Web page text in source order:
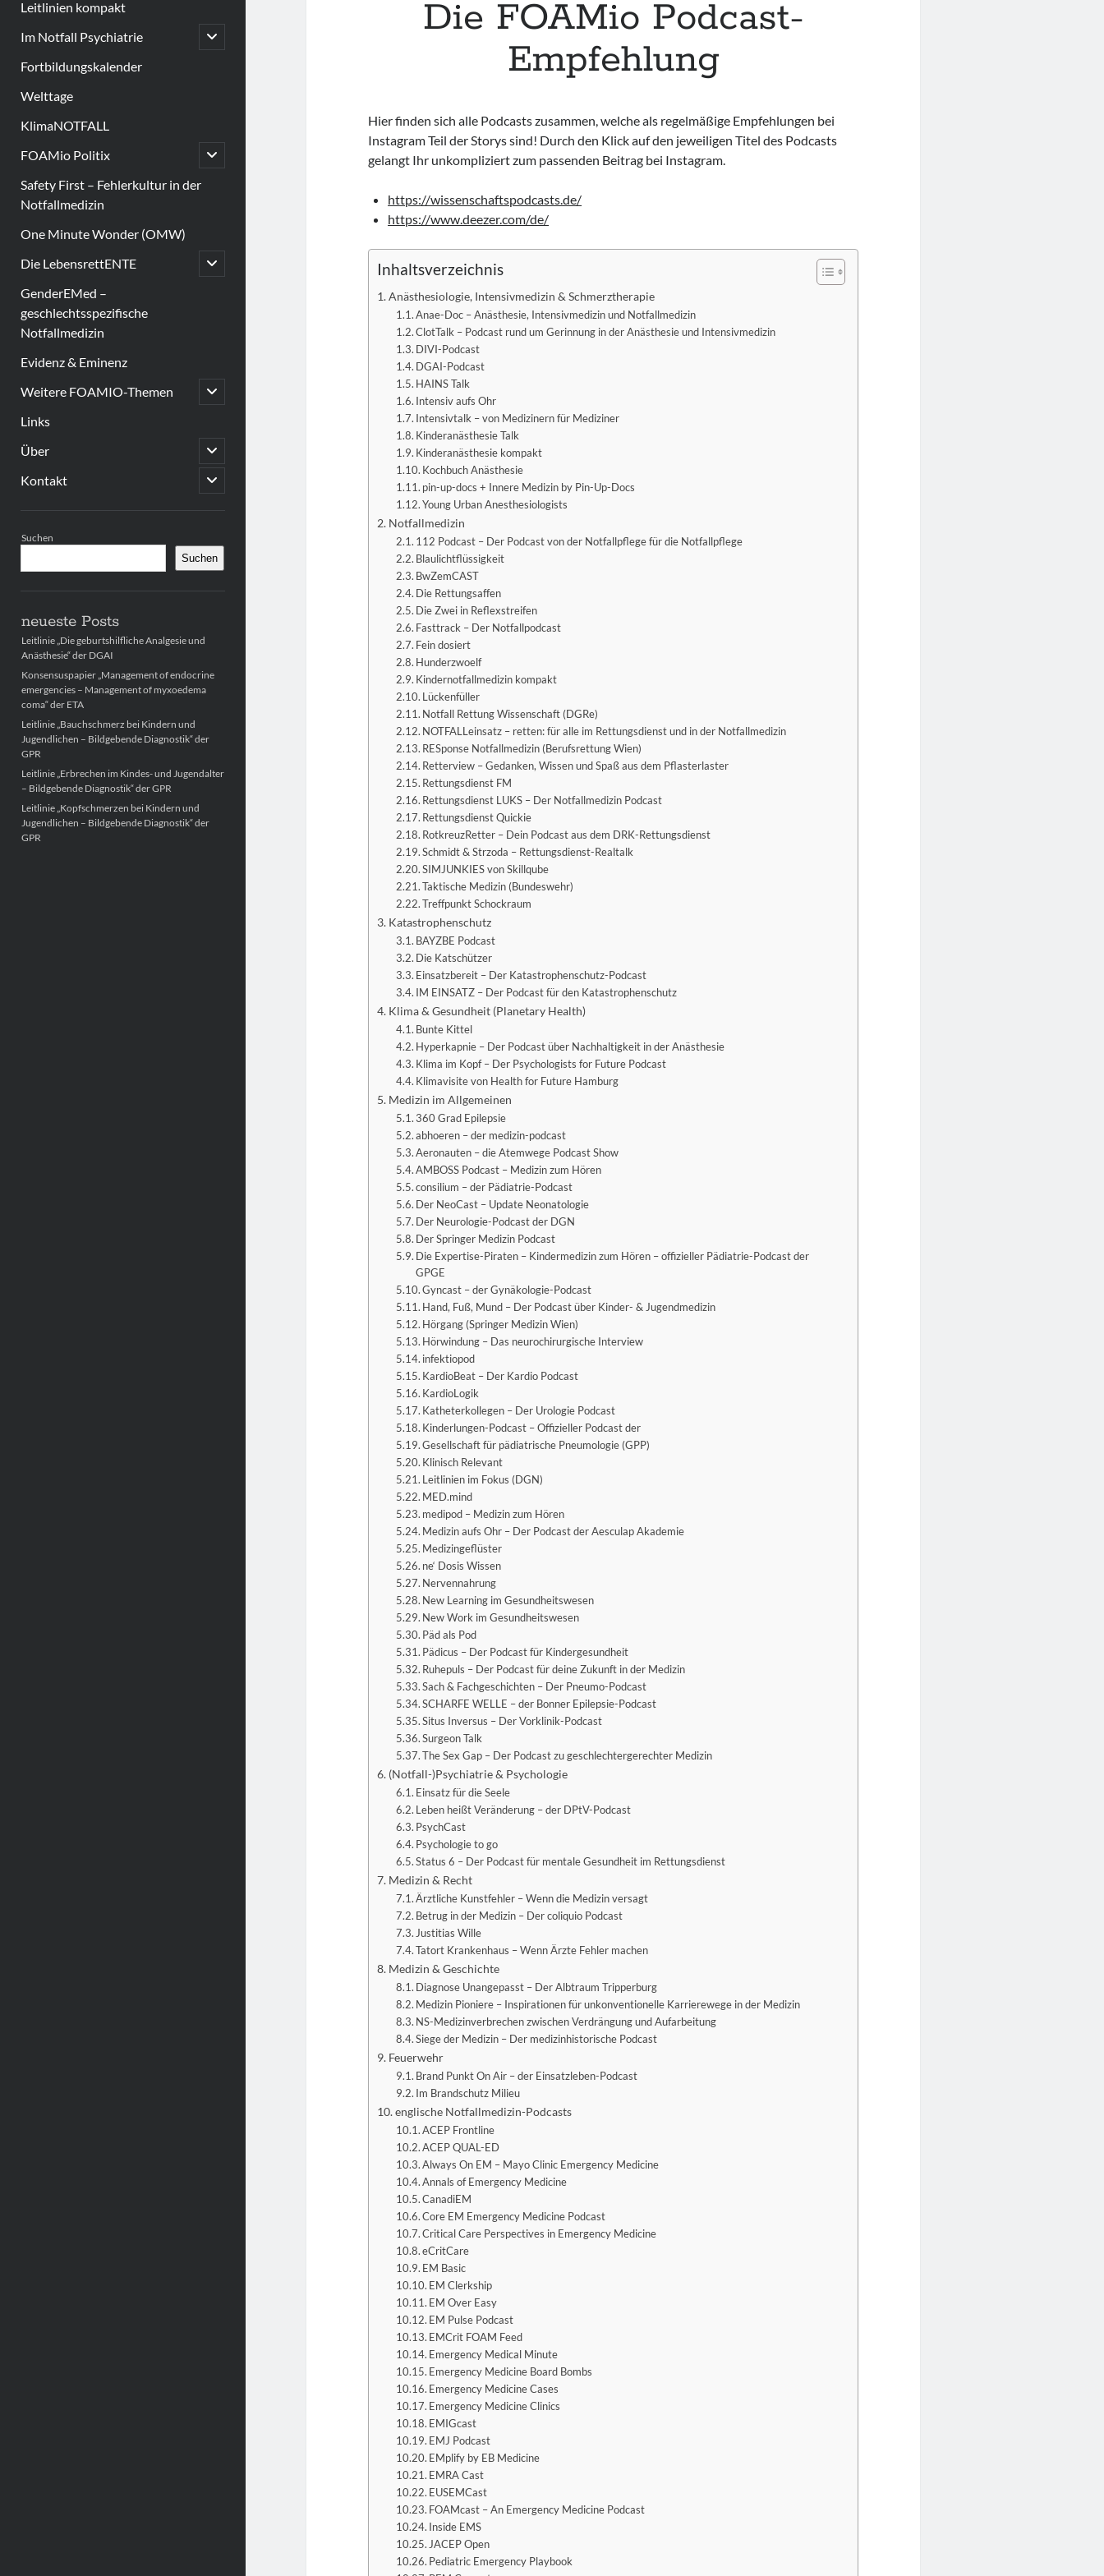
Leitlinien kompakt
Im Notfall Psychiatrie
open
child
Fortbildungskalender
Welttage
KlimaNOTFALL
FOAMio Politix
open
child
Safety First – Fehlerkultur in der
Notfallmedizin
One Minute Wonder (OMW)
Die LebensrettENTE
open
child
GenderEMed –
geschlechtsspezifische
Notfallmedizin
Evidenz & Eminenz
Weitere FOAMIO-Themen
open
child
Links
Über
open
child
menu
Kontakt
open
child
Suchen
Suchen
neueste Posts
Leitlinie „Die geburtshilfliche Analgesie und
Anästhesie“ der DGAI
Konsensuspapier „Management of endocrine
emergencies – Management of myxoedema
coma“ der ETA
Leitlinie „Bauchschmerz bei Kindern und
Jugendlichen – Bildgebende Diagnostik“ der
GPR
Leitlinie „Erbrechen im Kindes- und Jugendalter
– Bildgebende Diagnostik“ der GPR
Leitlinie „Kopfschmerzen bei Kindern und
Jugendlichen – Bildgebende Diagnostik“ der
GPR
Die FOAMio Podcast-
Empfehlung
Hier finden sich alle Podcasts zusammen, welche als regelmäßige Empfehlungen bei
Instagram Teil der Storys sind! Durch den Klick auf den jeweiligen Titel des Podcasts
gelangt Ihr unkompliziert zum passenden Beitrag bei Instagram.
https://wissenschaftspodcasts.de/
https://www.deezer.com/de/
Inhaltsverzeichnis
Anästhesiologie, Intensivmedizin & Schmerztherapie
Anae-Doc – Anästhesie, Intensivmedizin und Notfallmedizin
ClotTalk – Podcast rund um Gerinnung in der Anästhesie und Intensivmedizin
DIVI-Podcast
DGAI-Podcast
HAINS Talk
Intensiv aufs Ohr
Intensivtalk – von Medizinern für Mediziner
Kinderanästhesie Talk
Kinderanästhesie kompakt
Kochbuch Anästhesie
pin-up-docs + Innere Medizin by Pin-Up-Docs
Young Urban Anesthesiologists
Notfallmedizin
112 Podcast – Der Podcast von der Notfallpflege für die Notfallpflege
Blaulichtflüssigkeit
BwZemCAST
Die Rettungsaffen
Die Zwei in Reflexstreifen
Fasttrack – Der Notfallpodcast
Fein dosiert
Hunderzwoelf
Kindernotfallmedizin kompakt
Lückenfüller
Notfall Rettung Wissenschaft (DGRe)
NOTFALLeinsatz – retten: für alle im Rettungsdienst und in der Notfallmedizin
RESponse Notfallmedizin (Berufsrettung Wien)
Retterview – Gedanken, Wissen und Spaß aus dem Pflasterlaster
Rettungsdienst FM
Rettungsdienst LUKS – Der Notfallmedizin Podcast
Rettungsdienst Quickie
RotkreuzRetter – Dein Podcast aus dem DRK-Rettungsdienst
Schmidt & Strzoda – Rettungsdienst-Realtalk
SIMJUNKIES von Skillqube
Taktische Medizin (Bundeswehr)
Treffpunkt Schockraum
Katastrophenschutz
BAYZBE Podcast
Die Katschützer
Einsatzbereit – Der Katastrophenschutz-Podcast
IM EINSATZ – Der Podcast für den Katastrophenschutz
Klima & Gesundheit (Planetary Health)
Bunte Kittel
Hyperkapnie – Der Podcast über Nachhaltigkeit in der Anästhesie
Klima im Kopf – Der Psychologists for Future Podcast
Klimavisite von Health for Future Hamburg
Medizin im Allgemeinen
360 Grad Epilepsie
abhoeren – der medizin-podcast
Aeronauten – die Atemwege Podcast Show
AMBOSS Podcast – Medizin zum Hören
consilium – der Pädiatrie-Podcast
Der NeoCast – Update Neonatologie
Der Neurologie-Podcast der DGN
Der Springer Medizin Podcast
Die Expertise-Piraten – Kindermedizin zum Hören – offizieller Pädiatrie-Podcast der
GPGE
Gyncast – der Gynäkologie-Podcast
Hand, Fuß, Mund – Der Podcast über Kinder- & Jugendmedizin
Hörgang (Springer Medizin Wien)
Hörwindung – Das neurochirurgische Interview
infektiopod
KardioBeat – Der Kardio Podcast
KardioLogik
Katheterkollegen – Der Urologie Podcast
Kinderlungen-Podcast – Offizieller Podcast der
Gesellschaft für pädiatrische Pneumologie (GPP)
Klinisch Relevant
Leitlinien im Fokus (DGN)
MED.mind
medipod – Medizin zum Hören
Medizin aufs Ohr – Der Podcast der Aesculap Akademie
Medizingeflüster
ne‘ Dosis Wissen
Nervennahrung
New Learning im Gesundheitswesen
New Work im Gesundheitswesen
Päd als Pod
Pädicus – Der Podcast für Kindergesundheit
Ruhepuls – Der Podcast für deine Zukunft in der Medizin
Sach & Fachgeschichten – Der Pneumo-Podcast
SCHARFE WELLE – der Bonner Epilepsie-Podcast
Situs Inversus – Der Vorklinik-Podcast
Surgeon Talk
The Sex Gap – Der Podcast zu geschlechtergerechter Medizin
(Notfall-)Psychiatrie & Psychologie
Einsatz für die Seele
Leben heißt Veränderung – der DPtV-Podcast
PsychCast
Psychologie to go
Status 6 – Der Podcast für mentale Gesundheit im Rettungsdienst
Medizin & Recht
Ärztliche Kunstfehler – Wenn die Medizin versagt
Betrug in der Medizin – Der coliquio Podcast
Justitias Wille
Tatort Krankenhaus – Wenn Ärzte Fehler machen
Medizin & Geschichte
Diagnose Unangepasst – Der Albtraum Tripperburg
Medizin Pioniere – Inspirationen für unkonventionelle Karrierewege in der Medizin
NS-Medizinverbrechen zwischen Verdrängung und Aufarbeitung
Siege der Medizin – Der medizinhistorische Podcast
Feuerwehr
Brand Punkt On Air – der Einsatzleben-Podcast
Im Brandschutz Milieu
englische Notfallmedizin-Podcasts
ACEP Frontline
ACEP QUAL-ED
Always On EM – Mayo Clinic Emergency Medicine
Annals of Emergency Medicine
CanadiEM
Core EM Emergency Medicine Podcast
Critical Care Perspectives in Emergency Medicine
eCritCare
EM Basic
EM Clerkship
EM Over Easy
EM Pulse Podcast
EMCrit FOAM Feed
Emergency Medical Minute
Emergency Medicine Board Bombs
Emergency Medicine Cases
Emergency Medicine Clinics
EMIGcast
EMJ Podcast
EMplify by EB Medicine
EMRA Cast
EUSEMCast
FOAMcast – An Emergency Medicine Podcast
Inside EMS
JACEP Open
Pediatric Emergency Playbook